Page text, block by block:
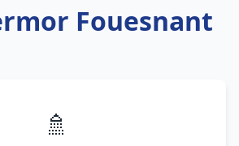
Fouesnant
🚿